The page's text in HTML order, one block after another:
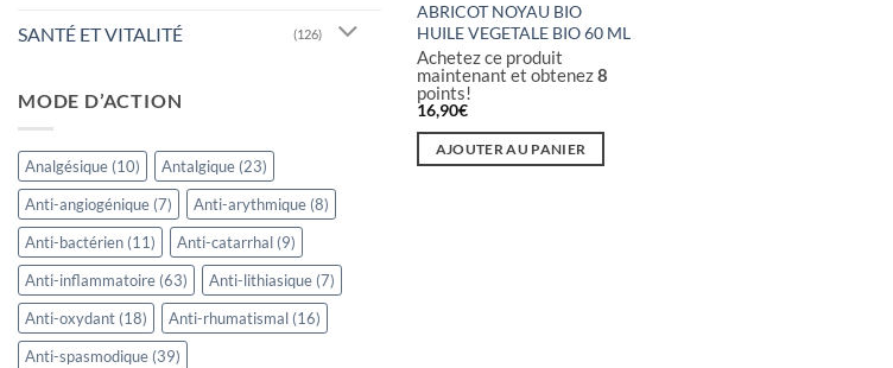
SANTÉ ET VITALITÉ (126)
MODE D’ACTION
Analgésique (10) Antalgique (23)
Anti-angiogénique (7) Anti-arythmique (8)
Anti-bactérien (11) Anti-catarrhal (9)
Anti-inflammatoire (63) Anti-lithiasique (7)
Anti-oxydant (18) Anti-rhumatismal (16)
Anti-spasmodique (39)
ABRICOT NOYAU BIO
HUILE VEGETALE BIO 60 ML
Achetez ce produit
maintenant et obtenez8
points!
16,90€
AJOUTER AU PANIER